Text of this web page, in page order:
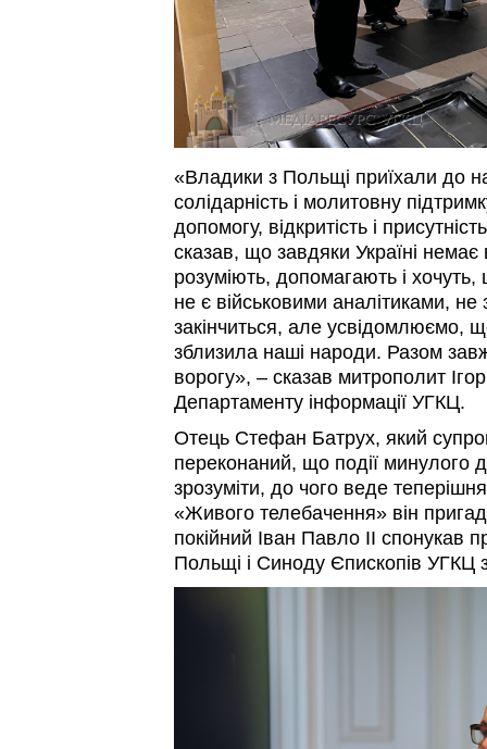
«Владики з Польщі приїхали до
солідарність і молитовну
допомогу, відкритість і
сказав, що завдяки Україні
розуміють, допомагають і
не є військовими аналітиками, не
закінчиться, але усвідомлюємо,
зблизила наші народи. Разом
ворогу», – сказав митрополит
Департаменту інформації УГКЦ.
Отець Стефан Батрух, який
переконаний, що події минулого
зрозуміти, до чого веде
«Живого телебачення» він
покійний Іван Павло ІІ спонукав
Польщі і Синоду Єпископів УГКЦ